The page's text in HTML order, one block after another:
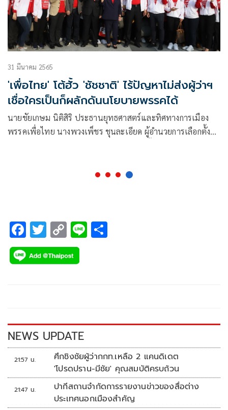
31 มีนาคม 2565
'เพื่อไทย' โต้ฮั้ว 'ชัชชาติ' ไร้ปัญหาไม่ส่งผู้ว่าฯ
เชื่อใครเป็นก็ผลักดันนโยบายพรรคได้
นายชัยเกษม นิติสิริ ประธานยุทธศาสตร์และทิศทางการเมือง
พรรคเพื่อไทย นางพวงเพ็ชร ชุนละเอียด ผู้อำนวยการเลือกตั้ง
F
ac
e
k
T
wi
tt
C
o
p
k
Li
NEWS UPDATE
21:57 น.
ศึกชิงชัยผู้ว่ากกท.เหลือ 2 แคนดิเดต
'โปรดปราน-มีชัย' คุณสมบัติครบถ้วน
21:47 น.
ปากีสถานจำกัดการรายงานข่าวของสื่อต่าง
ประเทศนอกเมืองสำคัญ